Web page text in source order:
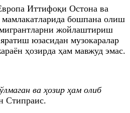
Иттифоқи Остона ва
бошпана олиш
мигрантларни жойлаштириш
юзасидан музокаралар
ҳозирда ҳам мавжуд эмас.
ва ҳозир ҳам олиб
Стипраис.